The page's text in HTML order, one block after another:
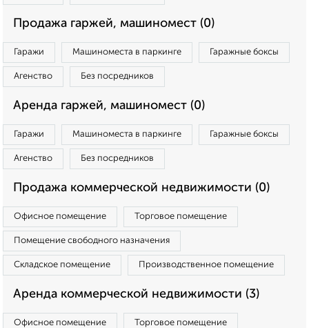
Продажа гаржей, машиномест (0)
Гаражи Машиноместа в паркинге Гаражные боксы
Агенство Без посредников
Аренда гаржей, машиномест (0)
Гаражи Машиноместа в паркинге Гаражные боксы
Агенство Без посредников
Продажа коммерческой недвижимости (0)
Офисное помещение Торговое помещение
Помещение свободного назначения
Складское помещение Производственное помещение
Аренда коммерческой недвижимости (3)
Офисное помещение Торговое помещение